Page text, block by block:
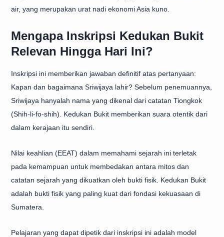
air, yang merupakan urat nadi ekonomi Asia kuno.
Mengapa Inskripsi Kedukan Bukit
Relevan Hingga Hari Ini?
Inskripsi ini memberikan jawaban definitif atas pertanyaan:
Kapan dan bagaimana Sriwijaya lahir? Sebelum penemuannya,
Sriwijaya hanyalah nama yang dikenal dari catatan Tiongkok
(Shih-li-fo-shih). Kedukan Bukit memberikan suara otentik dari
dalam kerajaan itu sendiri.
Nilai keahlian (EEAT) dalam memahami sejarah ini terletak
pada kemampuan untuk membedakan antara mitos dan
catatan sejarah yang dikuatkan oleh bukti fisik. Kedukan Bukit
adalah bukti fisik yang paling kuat dari fondasi kekuasaan di
Sumatera.
Pelajaran yang dapat dipetik dari inskripsi ini adalah model